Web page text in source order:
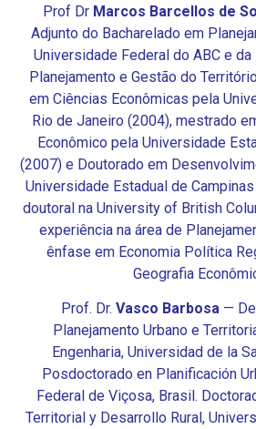
Prof DrMarcos Barcellos de
Adjunto do Bacharelado em
Universidade Federal do ABC e da
Planejamento e Gestão do
em Ciências Econômicas pela
Rio de Janeiro (2004), mestrado
Econômico pela Universidade
(2007) e Doutorado em
Universidade Estadual de
doutoral na University of British
experiência na área de
ênfase em Economia Política
Geografia
Prof. Dr. Vasco Barbosa—
Planejamento Urbano e
Engenharia, Universidad de la
Posdoctorado en Planificación
Federal de Viçosa, Brasil.
Territorial y Desarrollo Rural,